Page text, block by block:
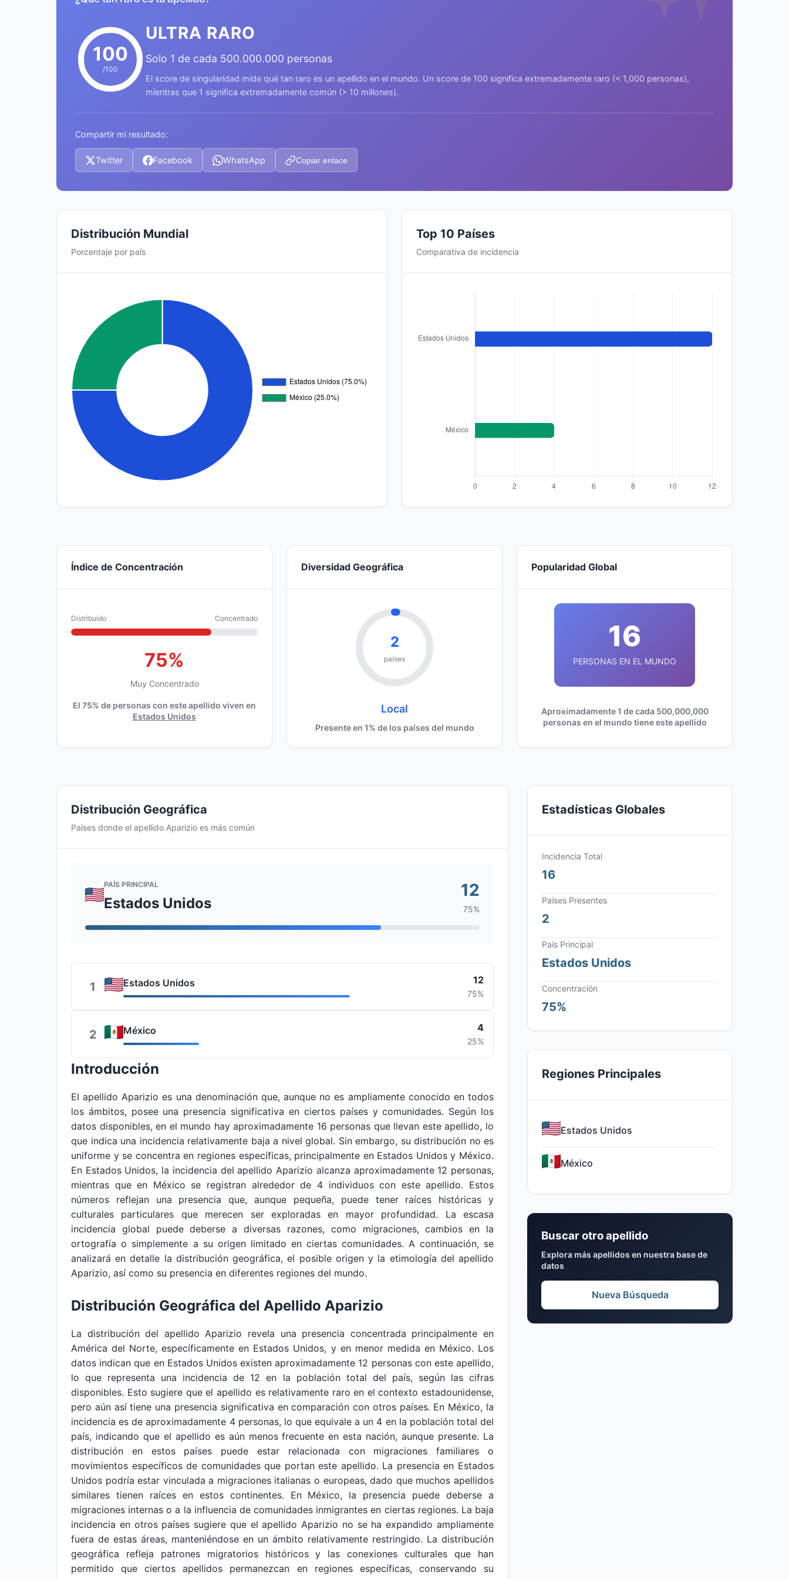
100
/100
ULTRA RARO
Solo 1 de cada 500.000.000 personas
El score de singularidad mide qué tan raro es un apellido en el mundo. Un score de 100 significa extremadamente raro (< 1,000 personas),
mientras que 1 significa extremadamente común (> 10 millones).
Compartir mi resultado:
Twitter Facebook WhatsApp Copiar enlace
Distribución Mundial
Porcentaje por país
Top 10 Países
Comparativa de incidencia
Índice de Concentración
Distribuido Concentrado
75%
Muy Concentrado
El 75% de personas con este apellido viven en
Estados Unidos
Diversidad Geográfica
2
países
Local
Presente en 1% de los países del mundo
Popularidad Global
16
PERSONAS EN EL MUNDO
Aproximadamente 1 de cada 500,000,000
personas en el mundo tiene este apellido
Distribución Geográfica
Países donde el apellido Aparizio es más común
PAÍS PRINCIPAL
Estados Unidos
12
75%
1 Estados Unidos 12
75%
2 México 4
25%
Introducción
El apellido Aparizio es una denominación que, aunque no es ampliamente conocido en todos
los ámbitos, posee una presencia significativa en ciertos países y comunidades. Según los
datos disponibles, en el mundo hay aproximadamente 16 personas que llevan este apellido, lo
que indica una incidencia relativamente baja a nivel global. Sin embargo, su distribución no es
uniforme y se concentra en regiones específicas, principalmente en Estados Unidos y México.
En Estados Unidos, la incidencia del apellido Aparizio alcanza aproximadamente 12 personas,
mientras que en México se registran alrededor de 4 individuos con este apellido. Estos
números reflejan una presencia que, aunque pequeña, puede tener raíces históricas y
culturales particulares que merecen ser exploradas en mayor profundidad. La escasa
incidencia global puede deberse a diversas razones, como migraciones, cambios en la
ortografía o simplemente a su origen limitado en ciertas comunidades. A continuación, se
analizará en detalle la distribución geográfica, el posible origen y la etimología del apellido
Aparizio, así como su presencia en diferentes regiones del mundo.
Distribución Geográfica del Apellido Aparizio
La distribución del apellido Aparizio revela una presencia concentrada principalmente en
América del Norte, específicamente en Estados Unidos, y en menor medida en México. Los
datos indican que en Estados Unidos existen aproximadamente 12 personas con este apellido,
lo que representa una incidencia de 12 en la población total del país, según las cifras
disponibles. Esto sugiere que el apellido es relativamente raro en el contexto estadounidense,
pero aún así tiene una presencia significativa en comparación con otros países. En México, la
incidencia es de aproximadamente 4 personas, lo que equivale a un 4 en la población total del
país, indicando que el apellido es aún menos frecuente en esta nación, aunque presente. La
distribución en estos países puede estar relacionada con migraciones familiares o
movimientos específicos de comunidades que portan este apellido. La presencia en Estados
Unidos podría estar vinculada a migraciones italianas o europeas, dado que muchos apellidos
similares tienen raíces en estos continentes. En México, la presencia puede deberse a
migraciones internas o a la influencia de comunidades inmigrantes en ciertas regiones. La baja
incidencia en otros países sugiere que el apellido Aparizio no se ha expandido ampliamente
fuera de estas áreas, manteniéndose en un ámbito relativamente restringido. La distribución
geográfica refleja patrones migratorios históricos y las conexiones culturales que han
permitido que ciertos apellidos permanezcan en regiones específicas, conservando su
Estadísticas Globales
Incidencia Total
16
Países Presentes
2
País Principal
Estados Unidos
Concentración
75%
Regiones Principales
Estados Unidos
México
Buscar otro apellido
Explora más apellidos en nuestra base de
datos
Nueva Búsqueda